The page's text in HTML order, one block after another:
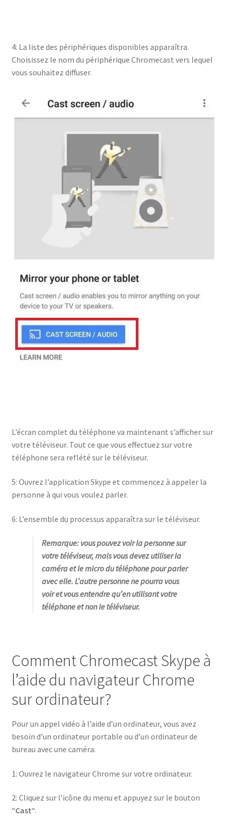
4: La liste des périphériques disponibles apparaîtra.
Choisissez le nom du périphérique Chromecast vers lequel
vous souhaitez diffuser.
L’écran complet du téléphone va maintenant s’afficher sur
votre téléviseur. Tout ce que vous effectuez sur votre
téléphone sera reflété sur le téléviseur.
5: Ouvrez l’application Skype et commencez à appeler la
personne à qui vous voulez parler.
6: L’ensemble du processus apparaîtra sur le téléviseur.
Remarque: vous pouvez voir la personne sur
votre téléviseur, mais vous devez utiliser la
caméra et le micro du téléphone pour parler
avec elle. L’autre personne ne pourra vous
voir et vous entendre qu’en utilisant votre
téléphone et non le téléviseur.
Comment Chromecast Skype à
l’aide du navigateur Chrome
sur ordinateur?
Pour un appel vidéo à l’aide d’un ordinateur, vous avez
besoin d’un ordinateur portable ou d’un ordinateur de
bureau avec une caméra.
1: Ouvrez le navigateur Chrome sur votre ordinateur.
2: Cliquez sur l’icône du menu et appuyez sur le bouton
“Cast“.